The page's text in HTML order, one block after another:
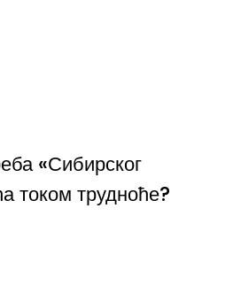
«Сибирског
током трудноће?